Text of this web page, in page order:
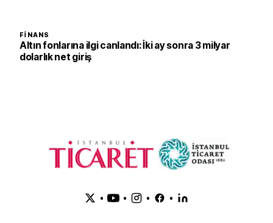
FINANS
Altın fonlarına ilgi canlandı: İki ay sonra 3 milyar
dolarlık net giriş
• • • •